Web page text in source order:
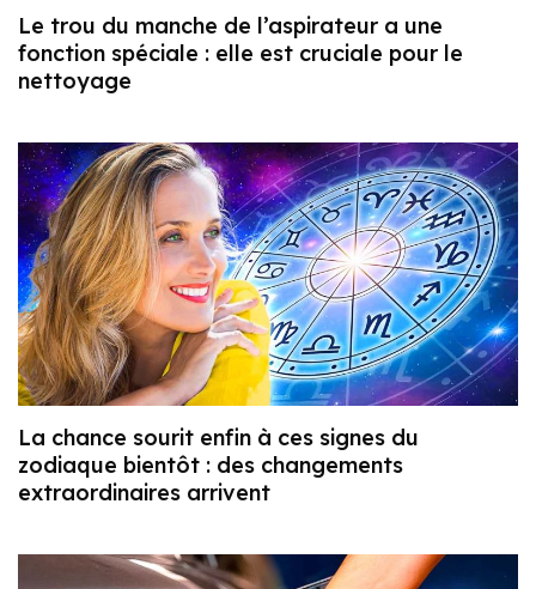
Le trou du manche de l’aspirateur a une
fonction spéciale : elle est cruciale pour le
nettoyage
La chance sourit enfin à ces signes du
zodiaque bientôt : des changements
extraordinaires arrivent